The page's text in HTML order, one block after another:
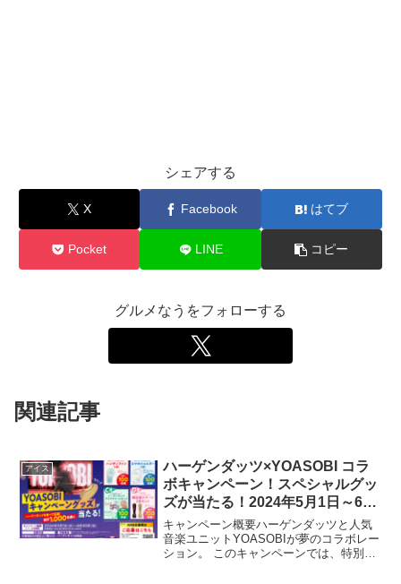
シェアする
X Facebook はてブ
Pocket LINE コピー
グルメなうをフォローする
関連記事
アイス
ハーゲンダッツ×YOASOBI コラ
ボキャンペーン！スペシャルグッ
ズが当たる！2024年5月1日～6月
30日実施
キャンペーン概要ハーゲンダッツと人気
音楽ユニットYOASOBIが夢のコラボレー
ション。 このキャンペーンでは、特別デ